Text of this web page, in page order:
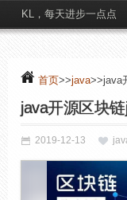
KL，每天进步一点点
首页>>java>>java
java开源区块
2019-12-13